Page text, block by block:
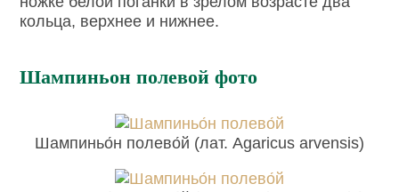
кольца, верхнее и нижнее.
Шампиньон полевой фото
Шампиньо́н полево́й (лат. Agaricus arvensis)